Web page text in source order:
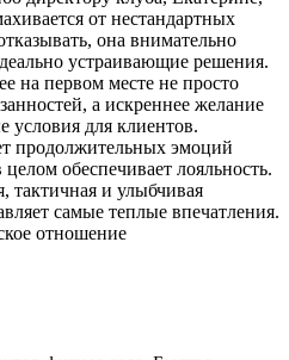
от нестандартных
она внимательно
устраивающие решения.
на первом месте не просто
а искреннее желание
условия для клиентов.
продолжительных эмоций
обеспечивает лояльность.
тактичная и улыбчивая
самые теплые впечатления.
отношение